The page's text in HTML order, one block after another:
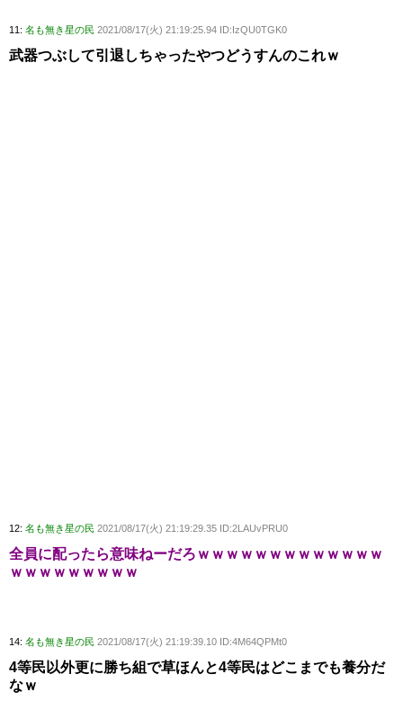
11: 名も無き星の民 2021/08/17(火) 21:19:25.94 ID:IzQU0TGK0
武器つぶして引退しちゃったやつどうすんのこれｗ
12: 名も無き星の民 2021/08/17(火) 21:19:29.35 ID:2LAUvPRU0
全員に配ったら意味ねーだろｗｗｗｗｗｗｗｗｗｗｗｗｗ
ｗｗｗｗｗｗｗｗｗ
14: 名も無き星の民 2021/08/17(火) 21:19:39.10 ID:4M64QPMt0
4等民以外更に勝ち組で草ほんと4等民はどこまでも養分だ
なｗ